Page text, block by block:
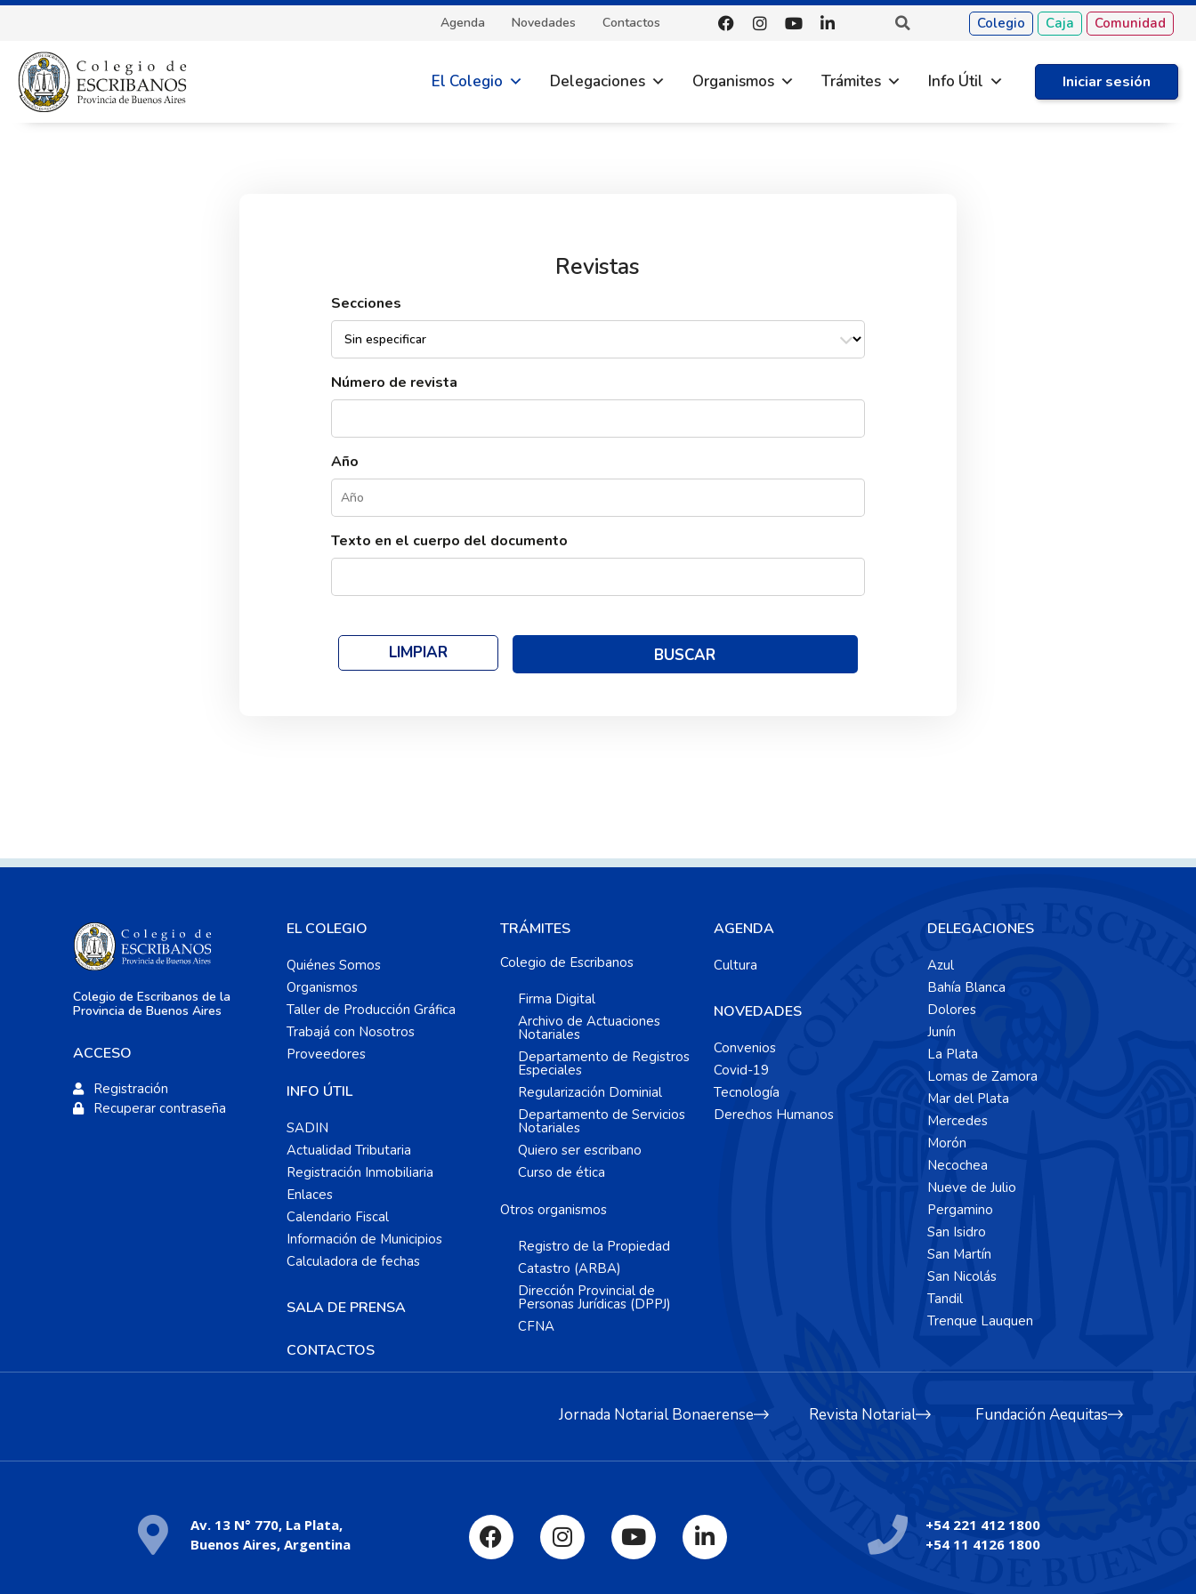
Agenda Novedades Contactos Colegio Caja Comunidad
El Colegio Delegaciones Organismos Trámites Info Útil Iniciar sesión
Revistas
Secciones
Número de revista
Año
Texto en el cuerpo del documento
LIMPIAR BUSCAR
Colegio de Escribanos de la
Provincia de Buenos Aires
ACCESO
Registración
Recuperar contraseña
EL COLEGIO
Quiénes Somos
Organismos
Taller de Producción Gráfica
Trabajá con Nosotros
Proveedores
INFO ÚTIL
SADIN
Actualidad Tributaria
Registración Inmobiliaria
Enlaces
Calendario Fiscal
Información de Municipios
Calculadora de fechas
SALA DE PRENSA
CONTACTOS
TRÁMITES
Colegio de Escribanos
Firma Digital
Archivo de Actuaciones
Notariales
Departamento de Registros
Especiales
Regularización Dominial
Departamento de Servicios
Notariales
Quiero ser escribano
Curso de ética
Otros organismos
Registro de la Propiedad
Catastro (ARBA)
Dirección Provincial de
Personas Jurídicas (DPPJ)
CFNA
AGENDA
Cultura
NOVEDADES
Convenios
Covid-19
Tecnología
Derechos Humanos
DELEGACIONES
Azul
Bahía Blanca
Dolores
Junín
La Plata
Lomas de Zamora
Mar del Plata
Mercedes
Morón
Necochea
Nueve de Julio
Pergamino
San Isidro
San Martín
San Nicolás
Tandil
Trenque Lauquen
Jornada Notarial Bonaerense Revista Notarial Fundación Aequitas
Av. 13 N° 770, La Plata,
Buenos Aires, Argentina
+54 221 412 1800
+54 11 4126 1800